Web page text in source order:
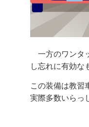
一方のワンタ
し忘れに有効な
この装備は教習
実際多数いらっ